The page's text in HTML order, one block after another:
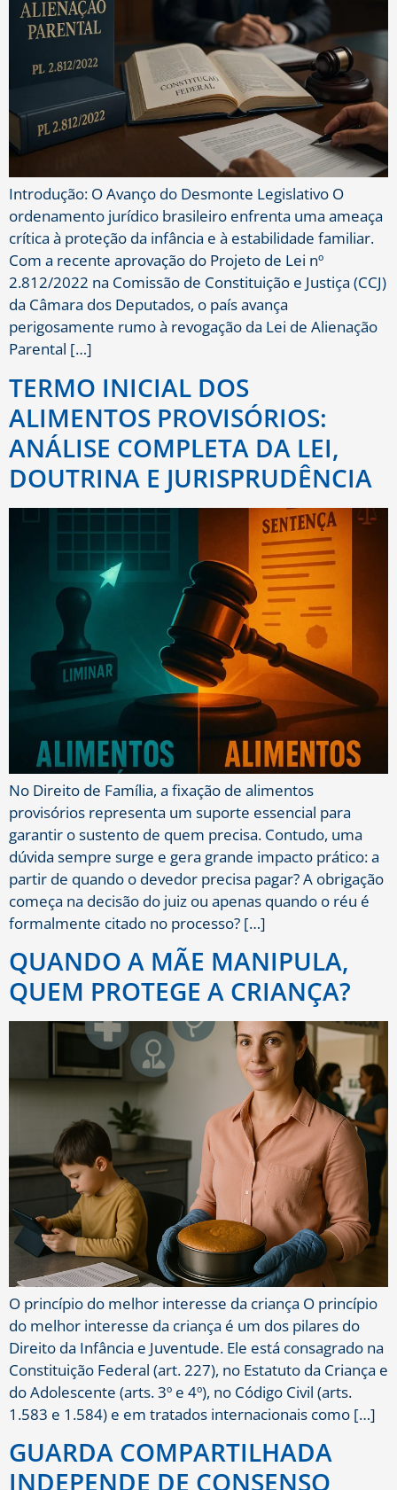
Introdução: O Avanço do Desmonte Legislativo O
ordenamento jurídico brasileiro enfrenta uma ameaça
crítica à proteção da infância e à estabilidade familiar.
Com a recente aprovação do Projeto de Lei nº
2.812/2022 na Comissão de Constituição e Justiça (CCJ)
da Câmara dos Deputados, o país avança
perigosamente rumo à revogação da Lei de Alienação
Parental […]
TERMO INICIAL DOS
ALIMENTOS PROVISÓRIOS:
ANÁLISE COMPLETA DA LEI,
DOUTRINA E JURISPRUDÊNCIA
No Direito de Família, a fixação de alimentos
provisórios representa um suporte essencial para
garantir o sustento de quem precisa. Contudo, uma
dúvida sempre surge e gera grande impacto prático: a
partir de quando o devedor precisa pagar? A obrigação
começa na decisão do juiz ou apenas quando o réu é
formalmente citado no processo? […]
QUANDO A MÃE MANIPULA,
QUEM PROTEGE A CRIANÇA?
O princípio do melhor interesse da criança O princípio
do melhor interesse da criança é um dos pilares do
Direito da Infância e Juventude. Ele está consagrado na
Constituição Federal (art. 227), no Estatuto da Criança e
do Adolescente (arts. 3º e 4º), no Código Civil (arts.
1.583 e 1.584) e em tratados internacionais como […]
GUARDA COMPARTILHADA
INDEPENDE DE CONSENSO